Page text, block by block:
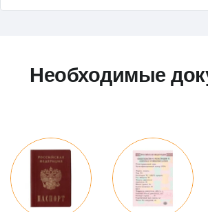
Необходимые